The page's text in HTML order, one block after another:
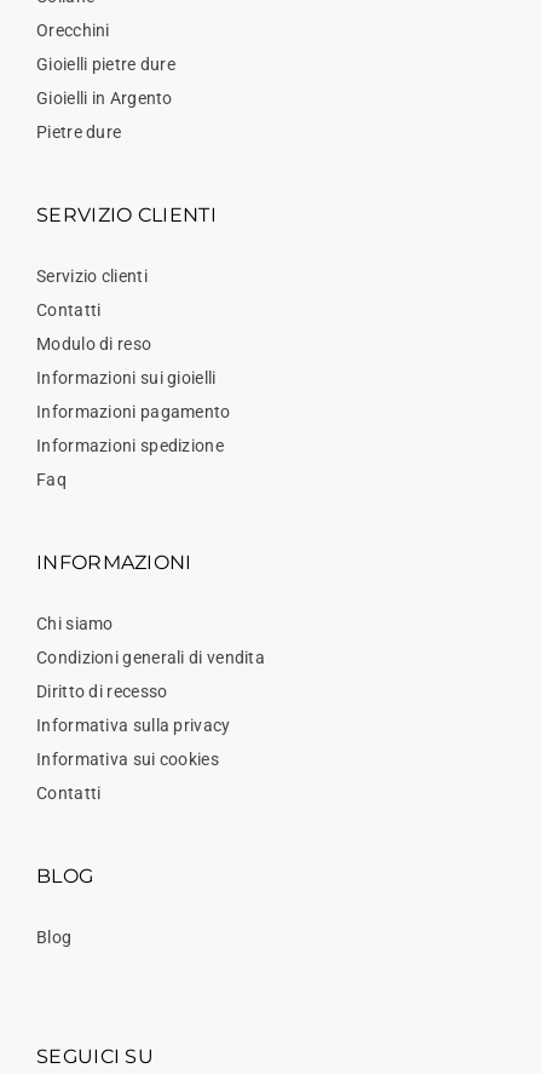
Orecchini
Gioielli pietre dure
Gioielli in Argento
Pietre dure
SERVIZIO CLIENTI
Servizio clienti
Contatti
Modulo di reso
Informazioni sui gioielli
Informazioni pagamento
Informazioni spedizione
Faq
INFORMAZIONI
Chi siamo
Condizioni generali di vendita
Diritto di recesso
Informativa sulla privacy
Informativa sui cookies
Contatti
BLOG
Blog
SEGUICI SU